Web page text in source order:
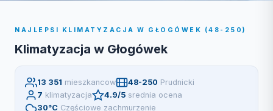
NAJLEPSI KLIMATYZACJA W GŁOGÓWEK (48-250)
Klimatyzacja w Głogówek
13 351 mieszkancow 48-250 Prudnicki
7 klimatyzacja 4.9/5 srednia ocena
30°C Częściowe zachmurzenie